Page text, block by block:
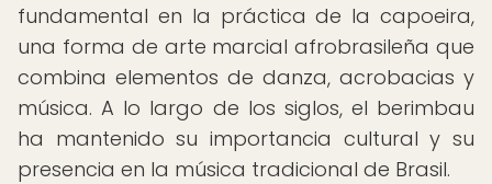
fundamental en la práctica de la capoeira,
una forma de arte marcial afrobrasileña que
combina elementos de danza, acrobacias y
música. A lo largo de los siglos, el berimbau
ha mantenido su importancia cultural y su
presencia en la música tradicional de Brasil.